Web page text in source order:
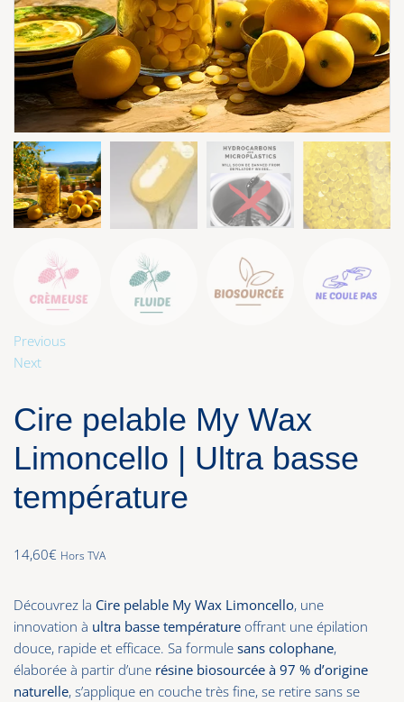
Previous
Next
Cire pelable My Wax
Limoncello | Ultra basse
température
14,60€ Hors TVA
Découvrez la Cire pelable My Wax Limoncello, une
innovation à ultra basse température offrant une épilation
douce, rapide et efficace. Sa formule sans colophane,
élaborée à partir d’une résine biosourcée à 97 % d’origine
naturelle, s’applique en couche très fine, se retire sans se